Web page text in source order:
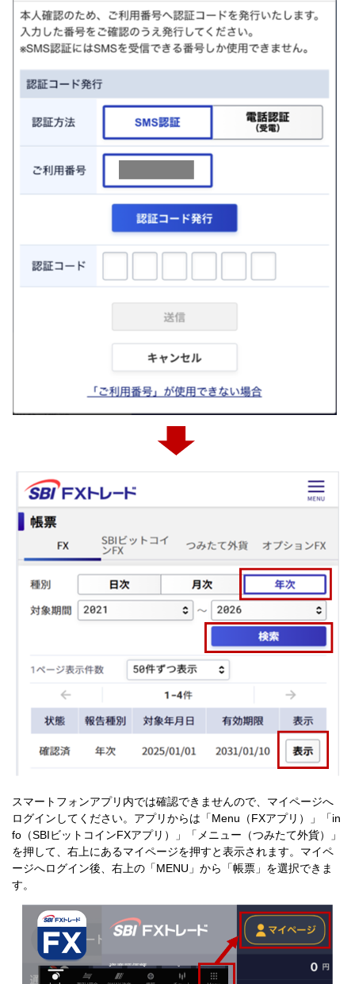
スマートフォンアプリ内では確認できませんので、マイページへ
ログインしてください。アプリからは「Menu（FXアプリ）」「in
fo（SBIビットコインFXアプリ）」「メニュー（つみたて外貨）」
を押して、右上にあるマイページを押すと表示されます。マイペ
ージへログイン後、右上の「MENU」から「帳票」を選択できま
す。